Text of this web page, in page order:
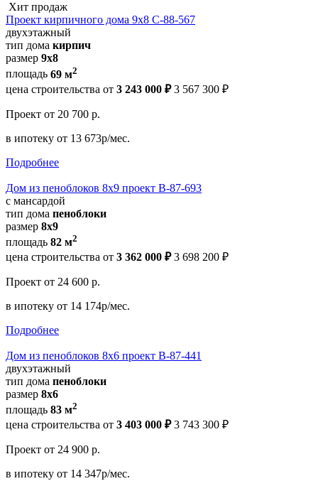
Хит продаж
Проект кирпичного дома 9х8 С-88-567
двухэтажный
тип дома кирпич
размер 9х8
площадь 69 м2
цена строительства от 3 243 000 ₽ 3 567 300 ₽
Проект от 20 700 р.
в ипотеку от 13 673р/мес.
Подробнее
Дом из пеноблоков 8х9 проект В-87-693
с мансардой
тип дома пеноблоки
размер 8x9
площадь 82 м2
цена строительства от 3 362 000 ₽ 3 698 200 ₽
Проект от 24 600 р.
в ипотеку от 14 174р/мес.
Подробнее
Дом из пеноблоков 8х6 проект В-87-441
двухэтажный
тип дома пеноблоки
размер 8х6
площадь 83 м2
цена строительства от 3 403 000 ₽ 3 743 300 ₽
Проект от 24 900 р.
в ипотеку от 14 347р/мес.